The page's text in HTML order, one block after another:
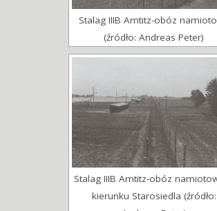
Stalag IIIB Amtitz-obóz
(źródło: Andreas Peter)
Stalag IIIB Amtitz-obóz
kierunku Starosiedla (źródło: